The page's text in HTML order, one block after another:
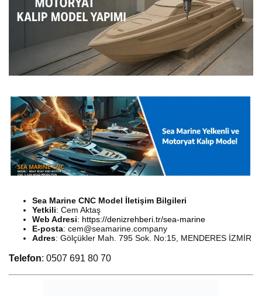
Sea Marine CNC Model İletişim Bilgileri
Yetkili: Cem Aktaş
Web Adresi: https://denizrehberi.tr/sea-marine
E-posta: cem@seamarine.company
Adres: Gölçükler Mah. 795 Sok. No:15, MENDERES İZMİR
Telefon: 0507 691 80 70